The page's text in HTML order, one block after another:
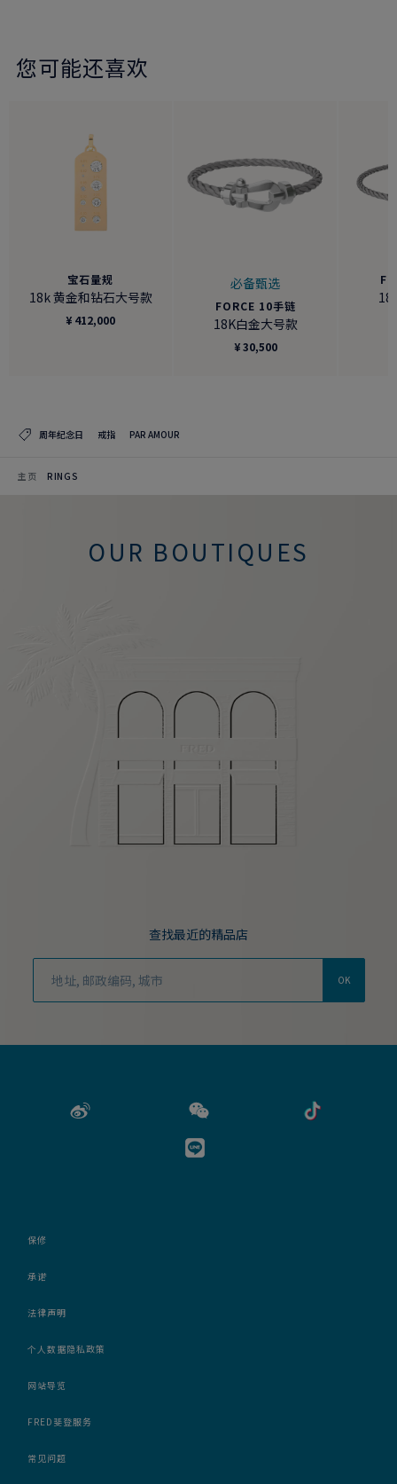
您可能还喜欢
宝石量规
18k 黄金和钻石大号款
¥ 412,000
必备甄选
FORCE 10手链
18K白金大号款
¥ 30,500
周年纪念日 戒指 PAR AMOUR
主页 RINGS
OUR BOUTIQUES
查找最近的精品店
OK
保修
承诺
法律声明
个人数据隐私政策
网站导览
FRED斐登服务
常见问题